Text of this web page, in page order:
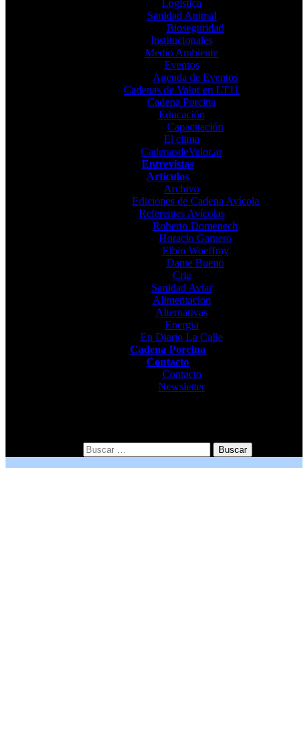
Logistica
Sanidad Animal
Bioseguridad
Institucionales
Medio Ambiente
Eventos
Agenda de Eventos
Cadenas de Valor en LT11
Cadena Porcina
Educación
Capacitación
El clima
CadenasdeValor.ar
Entrevistas
Artículos
Archivo
Ediciones de Cadena Avícola
Referentes Avícolas
Roberto Domenech
Horacio Gamero
Elbio Woeffray
Dante Bueno
Cria
Sanidad Aviar
Alimentacion
Alternativas
Energia
En Diario La Calle
Cadena Porcina
Contacto
Contacto
Newsletter
Buscar: